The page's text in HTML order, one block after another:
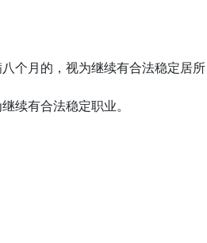
个月的，视为继续有合法稳定居
续有合法稳定职业。